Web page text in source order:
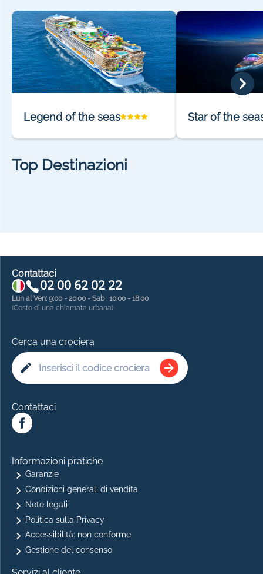
Legend of the seas Star of the
Top Destinazioni
Contattaci
02 00 62 02 22
Lun al Ven: 9:00 - 20:00 - Sab : 10:00 - 18:00
(Costo di una chiamata urbana)
Cerca una crociera
Contattaci
Informazioni pratiche
Garanzie
Condizioni generali di vendita
Note legali
Politica sulla Privacy
Accessibilità: non conforme
Gestione del consenso